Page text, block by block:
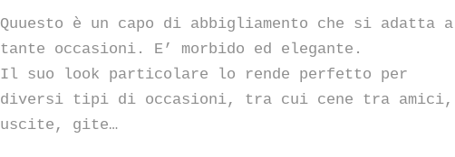
Quuesto è un capo di abbigliamento che si adatta a
tante occasioni. E’ morbido ed elegante.
Il suo look particolare lo rende perfetto per
diversi tipi di occasioni, tra cui cene tra amici,
uscite, gite…